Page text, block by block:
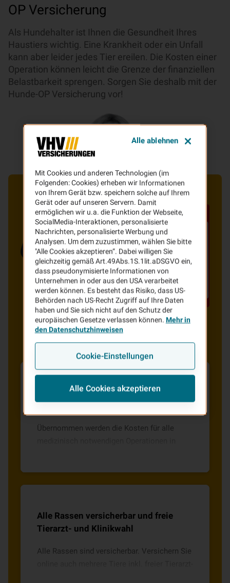
OP Versicherung
Als Hundehalter ist Ihnen die Gesundheit Ihres
Haustiers wichtig. Eine Krankheit oder ein Unfall
kann aber leider jedes Tier ereilen. Die Kosten einer
Operation können leicht die Grenze der finanziellen
Belastbarkeit sprengen. Sorgen Sie deshalb mit der
Hunde-OP Versicherung vor!
Übernahme der Kosten für medizinisch
notwendige Operationen
Übernommen werden die Kosten für alle
Alle Rassen versicherbar und freie
Tierarzt- und Klinikwahl
Alle Rassen sind versicherbar. Versichern Sie
Mit Cookies und anderen Technologien (im
Folgenden: Cookies) erheben wir Informationen
von Ihrem Gerät bzw. speichern solche auf Ihrem
Gerät oder auf unseren Servern. Damit
ermöglichen wir u.a. die Funktion der Webseite,
SocialMedia-Interaktionen, personalisierte
Nachrichten, personalisierte Werbung und
Analysen. Um dem zuzustimmen, wählen Sie bitte
"Alle Cookies akzeptieren“. Dabei willigen Sie
gleichzeitig gemäß Art.49Abs.1S.1lit.aDSGVO ein,
dass pseudonymisierte Informationen von
Unternehmen in oder aus den USA verarbeitet
werden können. Es besteht das Risiko, dass US-
Behörden nach US-Recht Zugriff auf Ihre Daten
haben und Sie sich nicht auf den Schutz der
europäischen Gesetze verlassen können. Mehr in
den Datenschutzhinweisen
Cookie-Einstellungen
Alle Cookies akzeptieren
Alle ablehnen